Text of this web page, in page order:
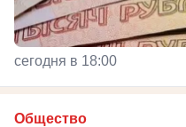
сегодня в 18:00
Общество